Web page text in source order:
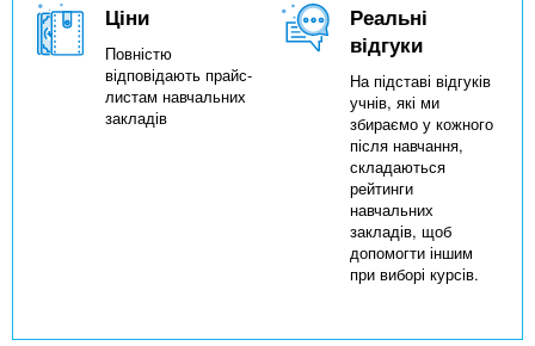
Ціни
Повністю
відповідають прайс-
листам навчальних
закладів
Реальні
відгуки
На підставі відгуків
учнів, які ми
збираємо у кожного
після навчання,
складаються
рейтинги
навчальних
закладів, щоб
допомогти іншим
при виборі курсів.